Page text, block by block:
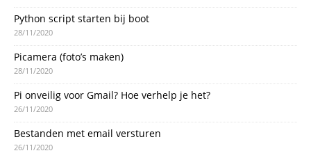
Python script starten bij boot
28/11/2020
Picamera (foto’s maken)
28/11/2020
Pi onveilig voor Gmail? Hoe verhelp je het?
26/11/2020
Bestanden met email versturen
26/11/2020